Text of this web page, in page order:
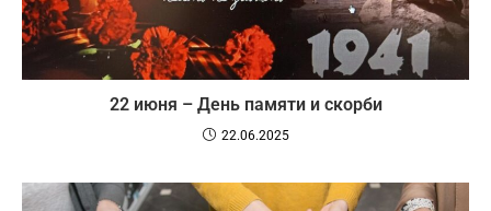
22 июня – День памяти и скорби
22.06.2025